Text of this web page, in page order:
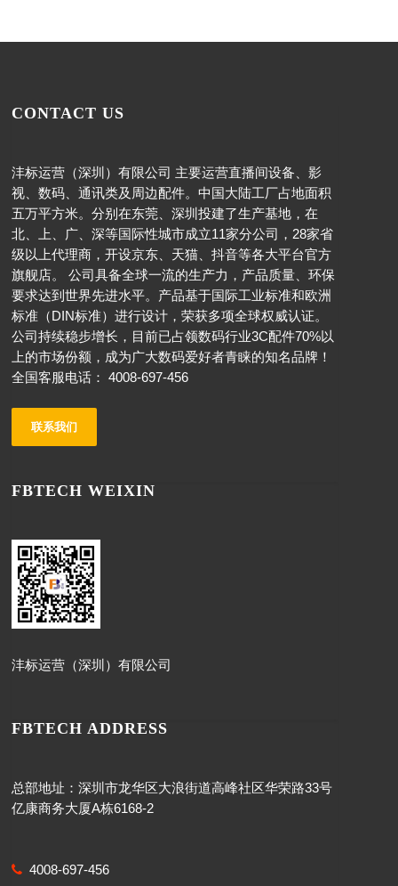
CONTACT US
沣标运营（深圳）有限公司 主要运营直播间设备、影
视、数码、通讯类及周边配件。中国大陆工厂占地面积
五万平方米。分别在东莞、深圳投建了生产基地，在
北、上、广、深等国际性城市成立11家分公司，28家省
级以上代理商，开设京东、天猫、抖音等各大平台官方
旗舰店。 公司具备全球一流的生产力，产品质量、环保
要求达到世界先进水平。产品基于国际工业标准和欧洲
标准（DIN标准）进行设计，荣获多项全球权威认证。
公司持续稳步增长，目前已占领数码行业3C配件70%以
上的市场份额，成为广大数码爱好者青睐的知名品牌！
全国客服电话： 4008-697-456
联系我们
FBTECH WEIXIN
沣标运营（深圳）有限公司
FBTECH ADDRESS
总部地址：深圳市龙华区大浪街道高峰社区华荣路33号
亿康商务大厦A栋6168-2
4008-697-456